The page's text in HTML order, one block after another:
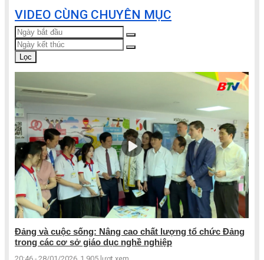
VIDEO CÙNG CHUYÊN MỤC
Lọc
Đảng và cuộc sống: Nâng cao chất lượng tổ chức Đảng
trong các cơ sở giáo dục nghề nghiệp